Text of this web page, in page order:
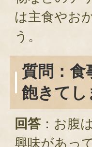
は主食やお
う。
質問：
飽きてし
回答：お腹
興味があっ